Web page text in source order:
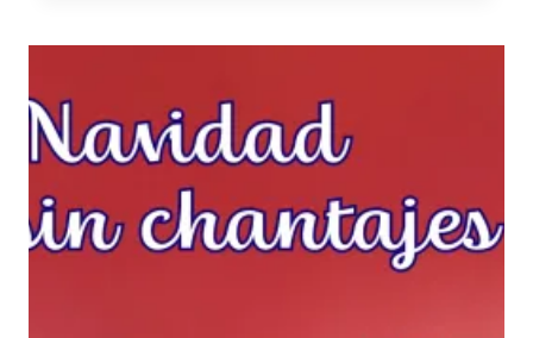
DIVERSIÓN
CREATIVIDAD
PARA
LA
FAMILIA